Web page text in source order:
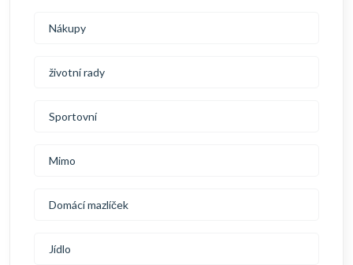
Nákupy
životní rady
Sportovní
Mimo
Domácí mazlíček
Jídlo